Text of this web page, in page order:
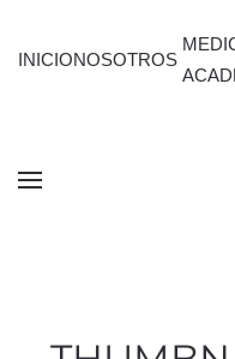
INICIONOSOTROS